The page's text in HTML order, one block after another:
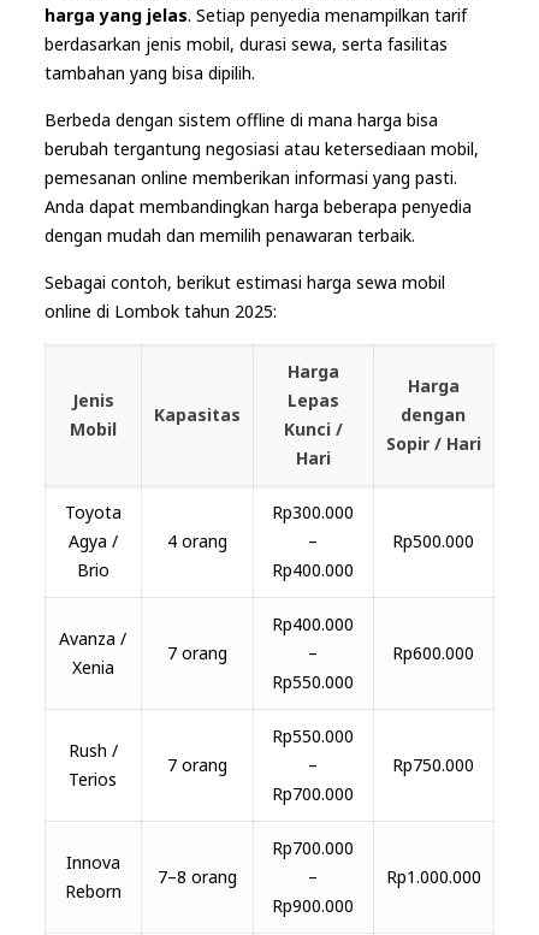
harga yang jelas. Setiap penyedia menampilkan tarif
berdasarkan jenis mobil, durasi sewa, serta fasilitas
tambahan yang bisa dipilih.
Berbeda dengan sistem offline di mana harga bisa
berubah tergantung negosiasi atau ketersediaan mobil,
pemesanan online memberikan informasi yang pasti.
Anda dapat membandingkan harga beberapa penyedia
dengan mudah dan memilih penawaran terbaik.
Sebagai contoh, berikut estimasi harga sewa mobil
online di Lombok tahun 2025:
Jenis
Mobil
Kapasitas
Harga
Lepas
Kunci /
Hari
Harga
dengan
Sopir / Hari
Toyota
Agya /
Brio
4 orang
Rp300.000
–
Rp400.000
Rp500.000
Avanza /
Xenia
7 orang
Rp400.000
–
Rp550.000
Rp600.000
Rush /
Terios
7 orang
Rp550.000
–
Rp700.000
Rp750.000
Innova
Reborn
7–8 orang
Rp700.000
–
Rp900.000
Rp1.000.000